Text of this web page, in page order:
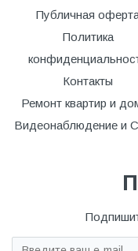
Публичная
Политика
Контакты
Ремонт квартир и
Видеонаблюдение и